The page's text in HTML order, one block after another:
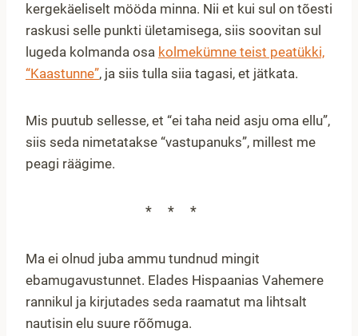
kergekäeliselt mööda minna. Nii et kui sul on tõesti
raskusi selle punkti ületamisega, siis soovitan sul
lugeda kolmanda osa kolmekümne teist peatükki,
“Kaastunne”, ja siis tulla siia tagasi, et jätkata.
Mis puutub sellesse, et “ei taha neid asju oma ellu”,
siis seda nimetatakse “vastupanuks”, millest me
peagi räägime.
***
Ma ei olnud juba ammu tundnud mingit
ebamugavustunnet. Elades Hispaanias Vahemere
rannikul ja kirjutades seda raamatut ma lihtsalt
nautisin elu suure rõõmuga.